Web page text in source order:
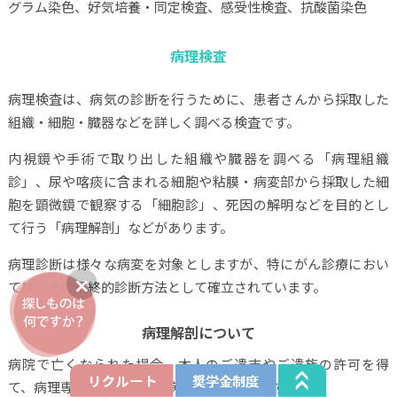
グラム染色、好気培養・同定検査、感受性検査、抗酸菌染色
病理検査
病理検査は、病気の診断を行うために、患者さんから採取した
組織・細胞・臓器などを詳しく調べる検査です。
内視鏡や手術で取り出した組織や臓器を調べる「病理組織
診」、尿や喀痰に含まれる細胞や粘膜・病変部から採取した細
胞を顕微鏡で観察する「細胞診」、死因の解明などを目的とし
て行う「病理解剖」などがあります。
病理診断は様々な病変を対象としますが、特にがん診療におい
ては、その最終的診断方法として確立されています。
病理解剖について
病院で亡くなられた場合、本人のご遺志やご遺族の許可を得
て、病理専門医がご遺体の病理解剖を行います。